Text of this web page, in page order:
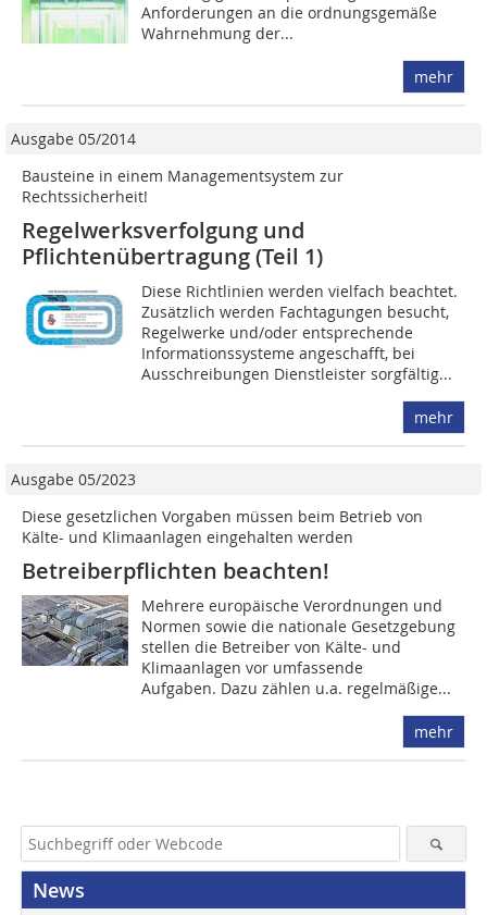
Anforderungen an die ordnungsgemäße
Wahrnehmung der...
mehr
Ausgabe 05/2014
Bausteine in einem Managementsystem zur
Rechtssicherheit!
Regelwerksverfolgung und
Pflichtenübertragung (Teil 1)
Diese Richtlinien werden vielfach beachtet.
Zusätzlich werden Fachtagungen besucht,
Regelwerke und/oder entsprechende
Informationssysteme angeschafft, bei
Ausschreibungen Dienstleister sorgfältig...
mehr
Ausgabe 05/2023
Diese gesetzlichen Vorgaben müssen beim Betrieb von
Kälte- und Klimaanlagen eingehalten werden
Betreiberpflichten beachten!
Mehrere europäische Verordnungen und
Normen sowie die nationale Gesetzgebung
stellen die Betreiber von Kälte- und
Klimaanlagen vor umfassende
Aufgaben. Dazu zählen u.a. regelmäßige...
mehr
News